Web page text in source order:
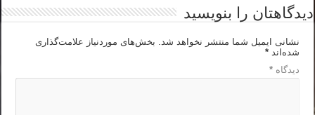
دیدگاهتان را بنویسید
نشانی ایمیل شما منتشر نخواهد شد.
بخش‌های موردنیاز علامت‌گذاری
شده‌اند*
دیدگاه*